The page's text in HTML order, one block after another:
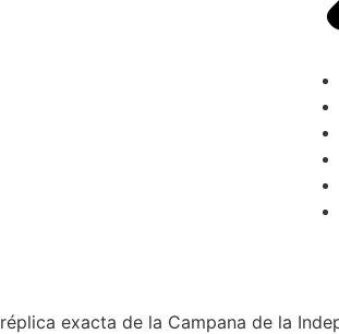
exacta de la Campana de la